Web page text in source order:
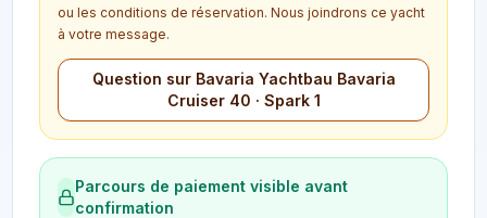
ou les conditions de réservation. Nous joindrons ce yacht
à votre message.
Question sur Bavaria Yachtbau Bavaria
Cruiser 40 · Spark 1
Parcours de paiement visible avant
confirmation